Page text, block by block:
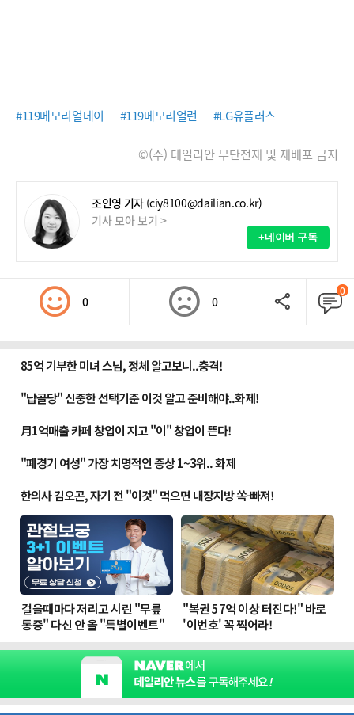
#119메모리얼데이 #119메모리얼런 #LG유플러스
©(주) 데일리안 무단전재 및 재배포 금지
조인영 기자 (ciy8100@dailian.co.kr)
기사 모아 보기 >
+네이버 구독
0 0
0